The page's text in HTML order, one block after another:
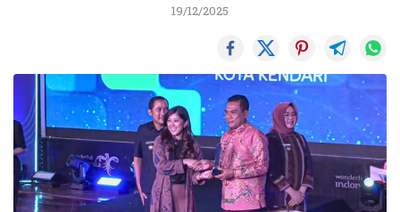
19/12/2025